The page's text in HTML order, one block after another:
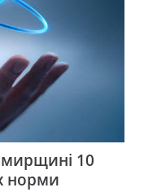
10
норми